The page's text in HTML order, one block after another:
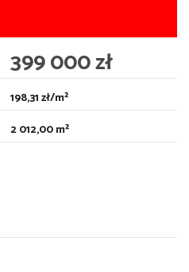
399 000 zł
198,31 zł/m²
2 012,00 m²